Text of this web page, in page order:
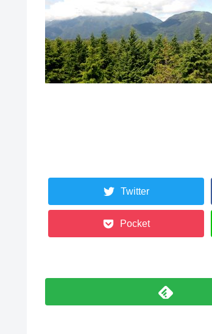
Twitter
Pocket